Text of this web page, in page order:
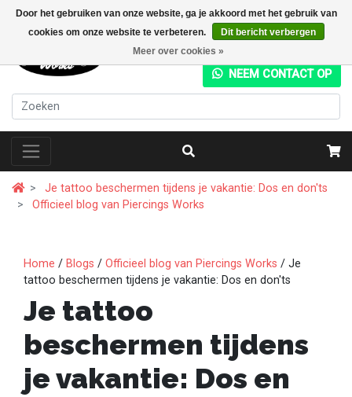
Door het gebruiken van onze website, ga je akkoord met het gebruik van
cookies om onze website te verbeteren.
Dit bericht verbergen
Meer over cookies »
NEEM CONTACT OP
Je tattoo beschermen tijdens je vakantie: Dos en don'ts
Officieel blog van Piercings Works
Home / Blogs / Officieel blog van Piercings Works / Je
tattoo beschermen tijdens je vakantie: Dos en don'ts
Je tattoo
beschermen tijdens
je vakantie: Dos en